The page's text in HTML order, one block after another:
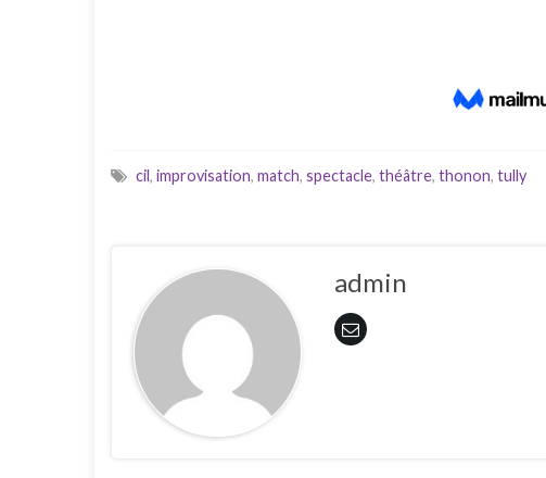
cil, improvisation, match, spectacle, théâtre, thonon, tully
admin